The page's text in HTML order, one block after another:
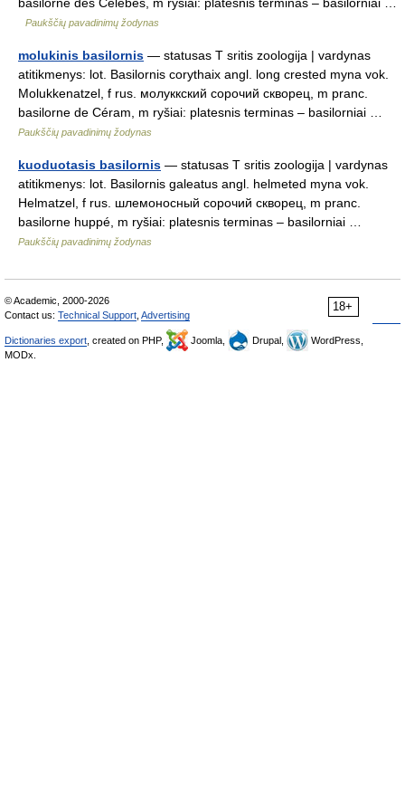
Paukščių pavadinimų žodynas
molukinis basilornis — statusas T sritis zoologija | vardynas
atitikmenys: lot. Basilornis corythaix angl. long crested myna vok.
Molukkenatzel, f rus. молуккский сорочий скворец, m pranc.
basilorne de Céram, m ryšiai: platesnis terminas – basilorniai …
Paukščių pavadinimų žodynas
kuoduotasis basilornis — statusas T sritis zoologija | vardynas
atitikmenys: lot. Basilornis galeatus angl. helmeted myna vok.
Helmatzel, f rus. шлемоносный сорочий скворец, m pranc.
basilorne huppé, m ryšiai: platesnis terminas – basilorniai …
Paukščių pavadinimų žodynas
18+
© Academic, 2000-2026
Contact us: Technical Support Advertising
Dictionaries export , created on PHP, Joomla, Drupal,
WordPress,
MODx.